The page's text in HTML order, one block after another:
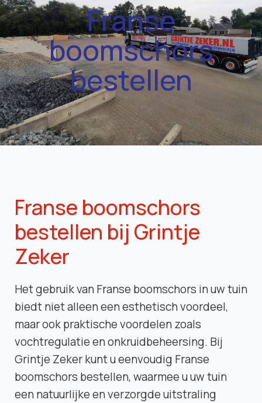
Franse
boomschors
bestellen
Franse boomschors
bestellen bij Grintje
Zeker
Het gebruik van Franse boomschors in uw tuin
biedt niet alleen een esthetisch voordeel,
maar ook praktische voordelen zoals
vochtregulatie en onkruidbeheersing. Bij
Grintje Zeker kunt u eenvoudig Franse
boomschors bestellen, waarmee u uw tuin
een natuurlijke en verzorgde uitstraling